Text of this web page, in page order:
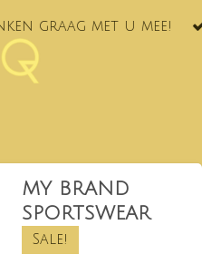
u mee!
MY BRAND
SPORTSWEAR
Sale!